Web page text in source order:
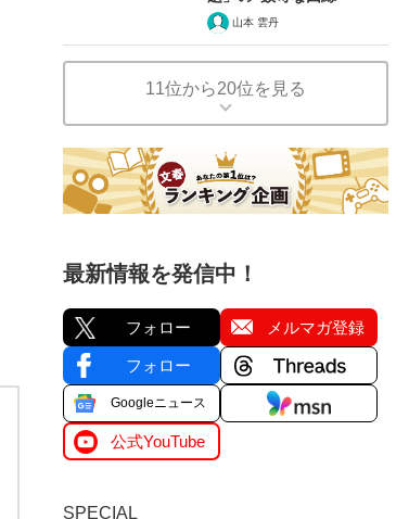
山本 雲丹
11位から20位を見る
最新情報を発信中！
フォロー メルマガ登録
フォロー
Googleニュース
公式YouTube
SPECIAL